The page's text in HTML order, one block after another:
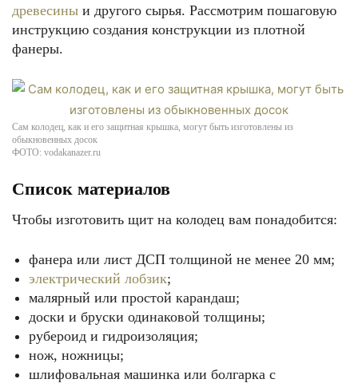
древесины и другого сырья. Рассмотрим пошаговую
инструкцию создания конструкции из плотной
фанеры.
Сам колодец, как и его защитная крышка, могут быть изготовлены из
обыкновенных досок
ФОТО: vodakanazer.ru
Список материалов
Чтобы изготовить щит на колодец вам понадобится:
фанера или лист ДСП толщиной не менее 20 мм;
электрический лобзик;
малярный или простой карандаш;
доски и бруски одинаковой толщины;
рубероид и гидроизоляция;
нож, ножницы;
шлифовальная машинка или болгарка с